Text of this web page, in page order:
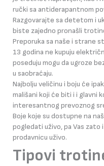
ručki sa antiderapantnom
Razgovarajte sa detetom i
biste zajedno pronašli
Preporuka sa naše i strane
13 godina ne kupuju
poseduju mogu da ugroze
u saobraćaju.
Najbolju veličinu i boju će
mališani koji će biti i i glavni
interesantnog prevoznog
Boje koje su dostupne na
pogledati uživo, pa Vas
prodavnicu uživo.
Tipovi